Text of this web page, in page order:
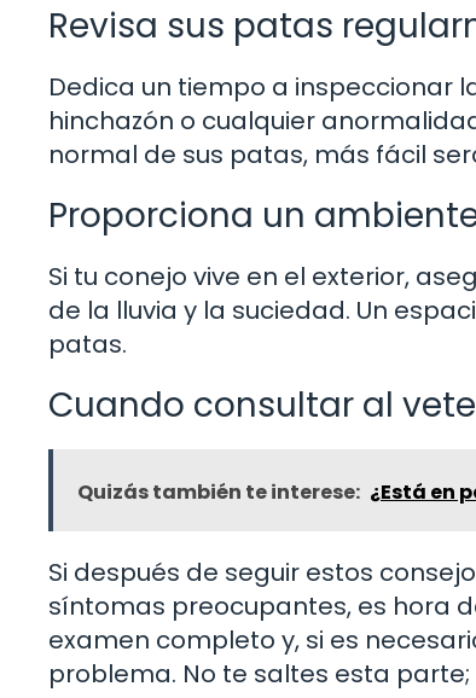
Revisa sus patas
Dedica un tiempo a inspeccionar
hinchazón o cualquier
normal de sus patas, más fácil
Proporciona un
Si tu conejo vive en el exterior,
de la lluvia y la suciedad. Un
patas.
Cuando consultar al
Quizás también te interese: ¿Está en
Si después de seguir estos
síntomas preocupantes, es hora
examen completo y, si es
problema. No te saltes esta